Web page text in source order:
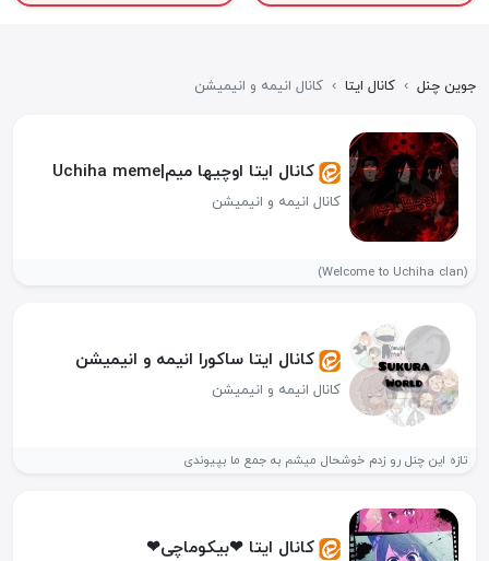
جوین چنل › کانال ایتا › کانال انیمه و انیمیشن
کانال ایتا اوچیها میم|Uchiha meme
کانال انیمه و انیمیشن
(Welcome to Uchiha clan)
کانال ایتا ساکورا انیمه و انیمیشن
کانال انیمه و انیمیشن
تازه این چنل رو زدم خوشحال میشم به جمع ما بپیوندی
کانال ایتا ❤بیکوماچی❤